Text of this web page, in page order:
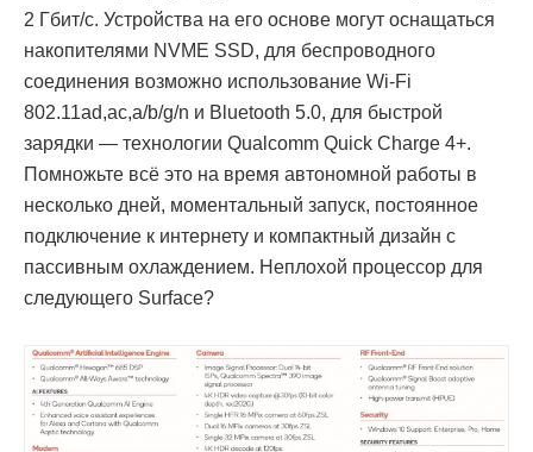
2 Гбит/с. Устройства на его основе могут оснащаться
накопителями NVME SSD, для беспроводного
соединения возможно использование Wi-Fi
802.11ad,ac,a/b/g/n и Bluetooth 5.0, для быстрой
зарядки — технологии Qualcomm Quick Charge 4+.
Помножьте всё это на время автономной работы в
несколько дней, моментальный запуск, постоянное
подключение к интернету и компактный дизайн с
пассивным охлаждением. Неплохой процессор для
следующего Surface?